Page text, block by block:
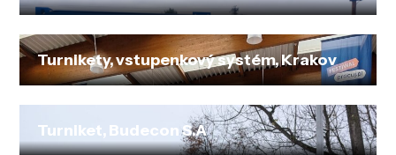
Turnikety, vstupenkový systém, Krakov
Turniket, Budecon S.A